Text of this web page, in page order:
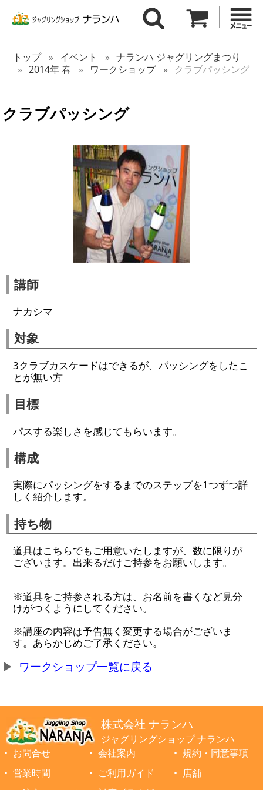
トップ イベント
ナランハ ジャグリングまつり
2014年 春
ワークショップ クラブパッシング
クラブパッシング
講師
ナカシマ
対象
3クラブカスケードはできるが、パッシングをしたこ
とが無い方
目標
パスする楽しさを感じてもらいます。
構成
実際にパッシングをするまでのステップを1つずつ詳
しく紹介します。
持ち物
道具はこちらでもご用意いたしますが、数に限りが
ございます。出来るだけご持参をお願いします。
※道具をご持参される方は、お名前を書くなど見分
けがつくようにしてください。
※講座の内容は予告無く変更する場合がございま
す。あらかじめご了承ください。
ワークショップ一覧に戻る
株式会社 ナランハ
ジャグリングショップ ナランハ
お問合せ
会社案内
規約・同意事項
営業時間
ご利用ガイド
店舗